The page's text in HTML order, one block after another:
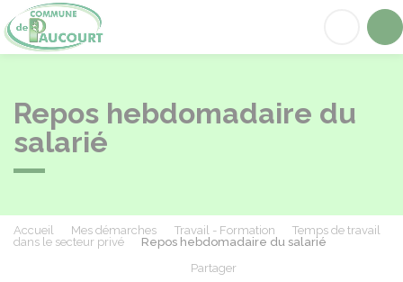
Repos hebdomadaire du
salarié
Accueil Mes démarches Travail - Formation
Temps de travail
dans le secteur privé
Repos hebdomadaire du salarié
Partager